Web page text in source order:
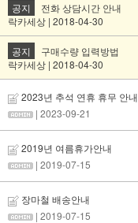
공지
전화 상담시간 안내
락카세상 | 2018-04-30
공지
구매수량 입력방법
락카세상 | 2018-04-30
2023년 추석 연휴 휴무 안내
| 2023-09-21
2019년 여름휴가안내
| 2019-07-15
장마철 배송안내
| 2019-07-15